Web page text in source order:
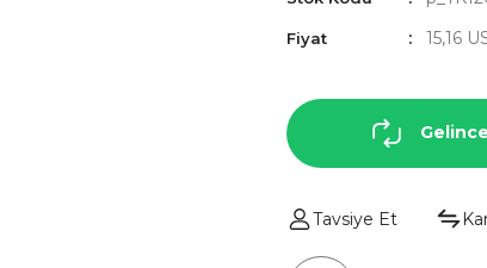
Fiyat 15,16
Tavsiye Et